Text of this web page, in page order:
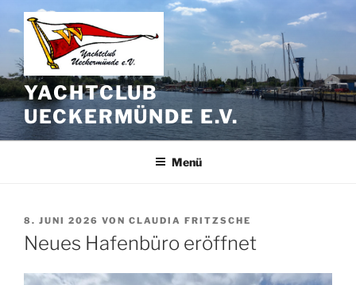
Zum
Inhalt
springen
YACHTCLUB
UECKERMÜNDE E.V.
Menü
VERÖFFENTLICHT
AM
8. JUNI 2026 VON CLAUDIA FRITZSCHE
Neues Hafenbüro eröffnet